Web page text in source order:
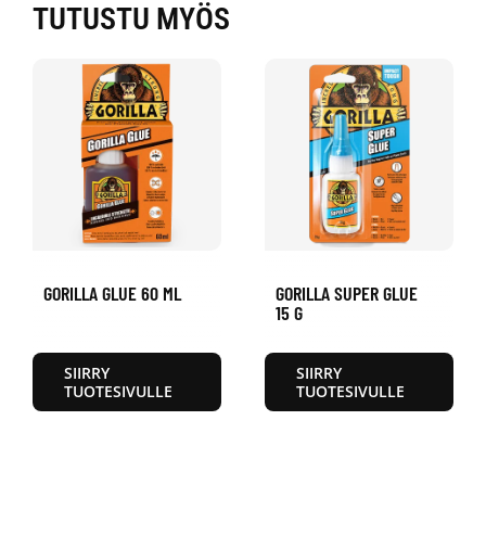
TUTUSTU MYÖS
GORILLA GLUE 60 ML
SIIRRY
TUOTESIVULLE
GORILLA SUPER GLUE
15 G
SIIRRY
TUOTESIVULLE